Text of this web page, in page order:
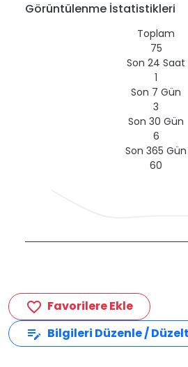
Görüntülenme İstatistikleri
Toplam
75
Son 24 Saat
1
Son 7 Gün
3
Son 30 Gün
6
Son 365 Gün
60
favorite_border Favorilere Ekle
edit_note Bilgileri Düzenle /